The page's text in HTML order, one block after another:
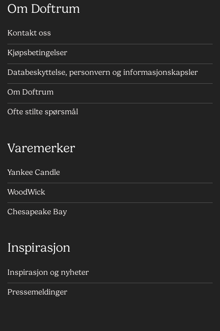
Om Doftrum
Kontakt oss
Kjøpsbetingelser
Databeskyttelse, personvern og informasjonskapsler
Om Doftrum
Ofte stilte spørsmål
Varemerker
Yankee Candle
WoodWick
Chesapeake Bay
Inspirasjon
Inspirasjon og nyheter
Pressemeldinger